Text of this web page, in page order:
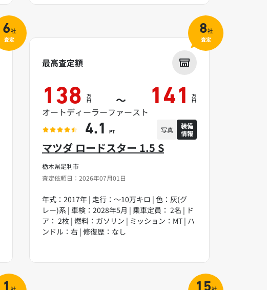
6社
査定
栃木県足利市
査定依頼日：2026年07月01日
マツダ ロードスター 1.5 S
年式：2017年 | 走行：～10万キロ | 色：灰(グ
レー)系 | 車検：2028年5月 | 乗車定員： 2名 | ド
ア： 2枚 | 燃料：ガソリン | ミッション：MT | ハ
ンドル：右 | 修復歴：なし
最高査定額
138 万
円 ～ 141 万
円
オートディーラーファースト
4.1 PT 写真
装備
情報
8社
査定